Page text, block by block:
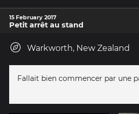
15 February 2017
Petit arrêt au stand
Warkworth, New Zealand
Fallait bien commencer par une